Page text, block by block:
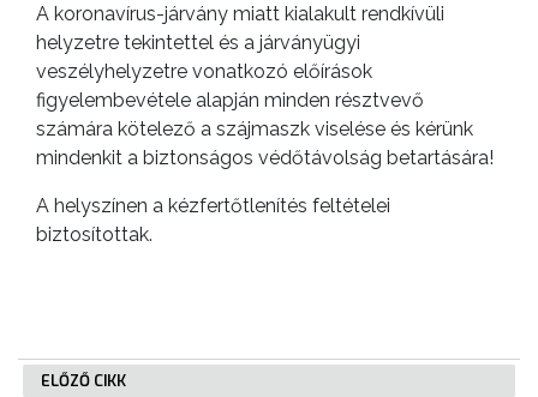
AZ
ÉPÜLŐ
VÁROS
KÖRNYEZETVÉDELEM
STRATÉGIÁK
ÉS
A koronavírus-járvány miatt kialakult rendkívüli
helyzetre tekintettel és a járványügyi
veszélyhelyzetre vonatkozó előírások
figyelembevétele alapján minden résztvevő
számára kötelező a szájmaszk viselése és kérünk
mindenkit a biztonságos védőtávolság betartására!
A helyszínen a kézfertőtlenítés feltételei
biztosítottak.
ELŐZŐ CIKK